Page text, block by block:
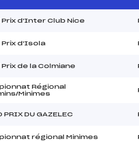
Prix d'Inter Club Nice
Prix d'Isola
Prix de la Colmiane
Régional
Minimes
PRIX DU GAZELEC
régional Minimes